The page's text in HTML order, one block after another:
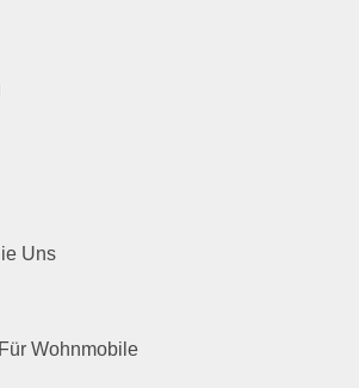
Uns
Wohnmobile